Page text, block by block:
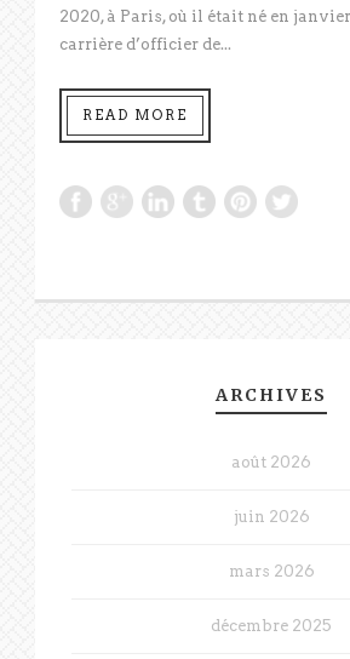
2020, à Paris, où il était né en
carrière d’officier de...
READ MORE
ARCHIVES
août 2026
juin 2026
mars 2026
décembre 2025